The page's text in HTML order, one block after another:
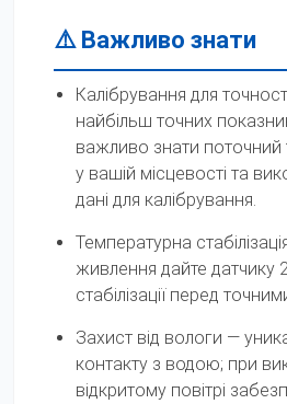
⚠️ Важливо знати
Калібрування для
найбільш точних
важливо знати поточний
у вашій місцевості та
дані для калібрування.
Температурна
живлення дайте датчику
стабілізації перед
Захист від вологи —
контакту з водою; при
відкритому повітрі